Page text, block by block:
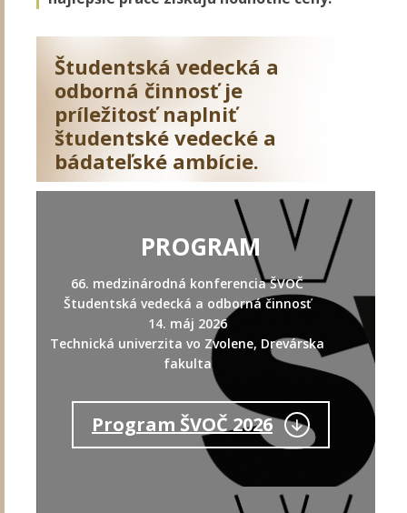
Študentská vedecká a
odborná činnosť je
príležitosť naplniť
študentské vedecké a
bádateľské ambície.
PROGRAM
66. medzinárodná konferencia ŠVOČ
Študentská vedecká a odborná činnosť
14. máj 2026
Technická univerzita vo Zvolene, Drevárska
fakulta
Program ŠVOČ 2026